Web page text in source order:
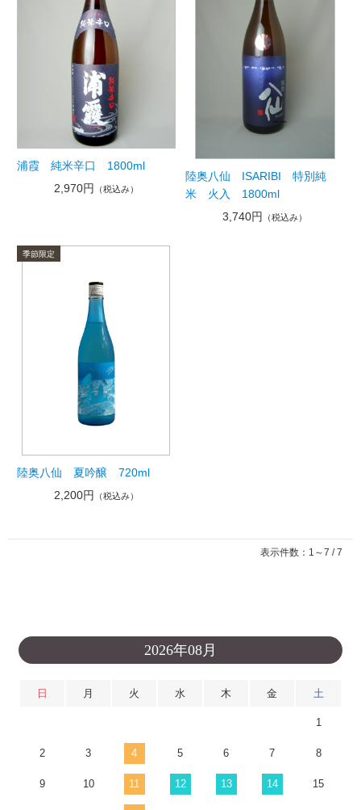
浦霞 純米辛口 1800ml
2,970円
（税込み）
陸奥八仙 ISARIBI 特別純
米 火入 1800ml
3,740円
（税込み）
陸奥八仙 夏吟醸 720ml
2,200円
（税込み）
表示件数：1～7 / 7
2026年08月
日 月 火 水 木 金 土
1
2 3 4 5 6 7 8
9 10 11 12 13 14 15